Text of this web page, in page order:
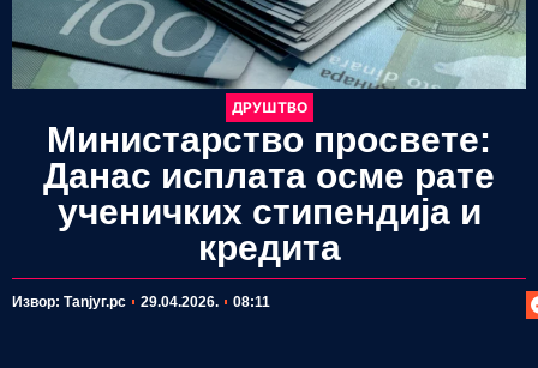
ДРУШТВО
Министарство просвете:
Данас исплата осме рате
ученичких стипендија и
кредита
Извор: Таnjyг.рс 29.04.2026. 08:11